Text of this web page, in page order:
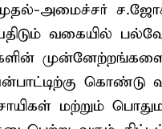
முதல்-அமைச்சர்
வகையில்
கொண்டு
மற்றும்